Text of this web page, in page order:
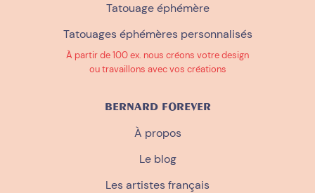
Tatouage éphémère
Tatouages éphémères personnalisés
À partir de 100 ex. nous créons votre design
ou travaillons avec vos créations
BERNARD FOREVER
À propos
Le blog
Les artistes français